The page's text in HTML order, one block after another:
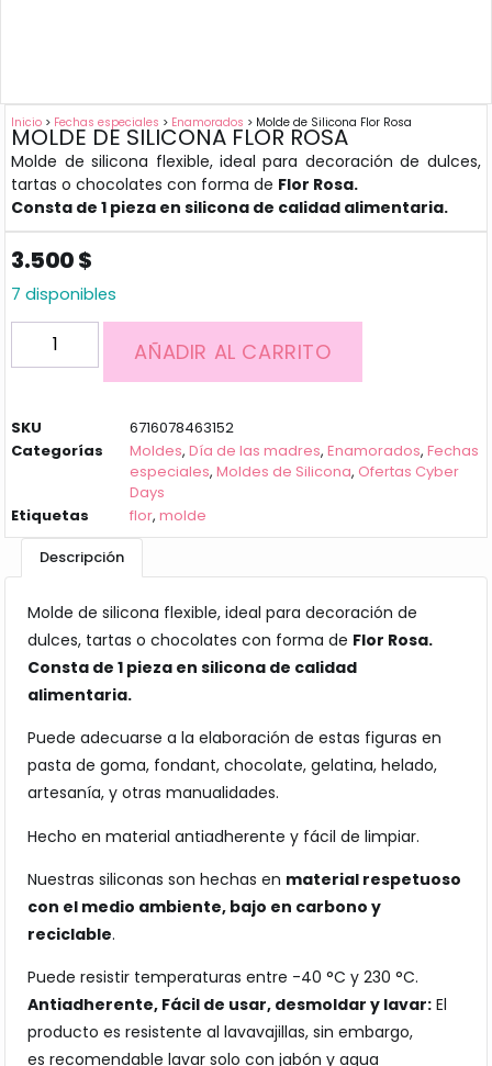
Inicio > Fechas especiales > Enamorados > Molde de Silicona Flor Rosa
MOLDE DE SILICONA FLOR ROSA
Molde de silicona flexible, ideal para decoración de dulces,
tartas o chocolates con forma de Flor Rosa.
Consta de 1 pieza en silicona de calidad alimentaria.
3.500$
7 disponibles
AÑADIR AL CARRITO
SKU
6716078463152
Categorías
Moldes,Día de las madres,Enamorados,Fechas
especiales,Moldes de Silicona, Ofertas Cyber
Days
Etiquetas
flor,molde
Descripción
Molde de silicona flexible, ideal para decoración de
dulces, tartas o chocolates con forma de Flor Rosa.
Consta de 1 pieza en silicona de calidad
alimentaria.
Puede adecuarse a la elaboración de estas figuras en
pasta de goma, fondant, chocolate, gelatina, helado,
artesanía, y otras manualidades.
Hecho en material antiadherente y fácil de limpiar.
Nuestras siliconas son hechas en material respetuoso
con el medio ambiente, bajo en carbono y
reciclable.
Puede resistir temperaturas entre -40 °C y 230 °C.
Antiadherente, Fácil de usar, desmoldar y lavar: El
producto es resistente al lavavajillas, sin embargo,
es recomendable lavar solo con jabón y agua